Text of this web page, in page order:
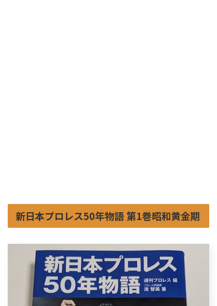
新日本プロレス50年物語 第1巻昭和黄金期